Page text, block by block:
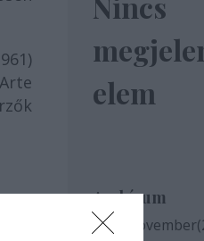
elem
Archívum
2020 november(